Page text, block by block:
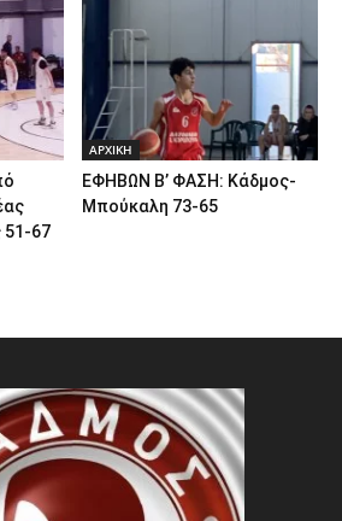
51-67
ΑΡΧΙΚΗ
ΕΦΗΒΩΝ Β’ ΦΑΣΗ: Κάδμος-
Μπούκαλη 73-65